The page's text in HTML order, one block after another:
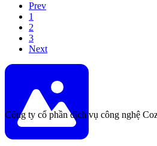
Prev
1
2
3
Next
Công ty cổ phần dịch vụ công nghệ